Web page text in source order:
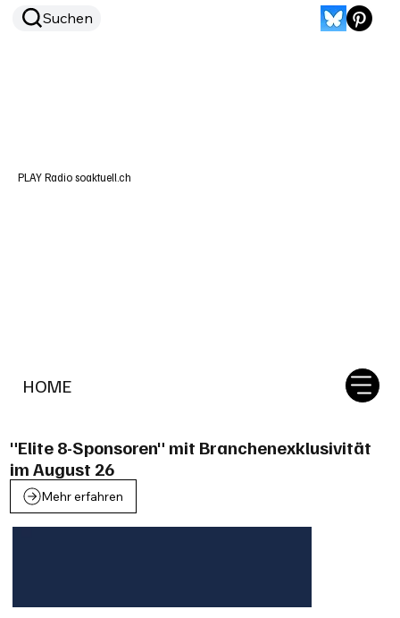
HOME
Suchen
PLAY Radio soaktuell.ch
"Elite 8-Sponsoren" mit Branchenexklusivität
im August 26
Mehr erfahren